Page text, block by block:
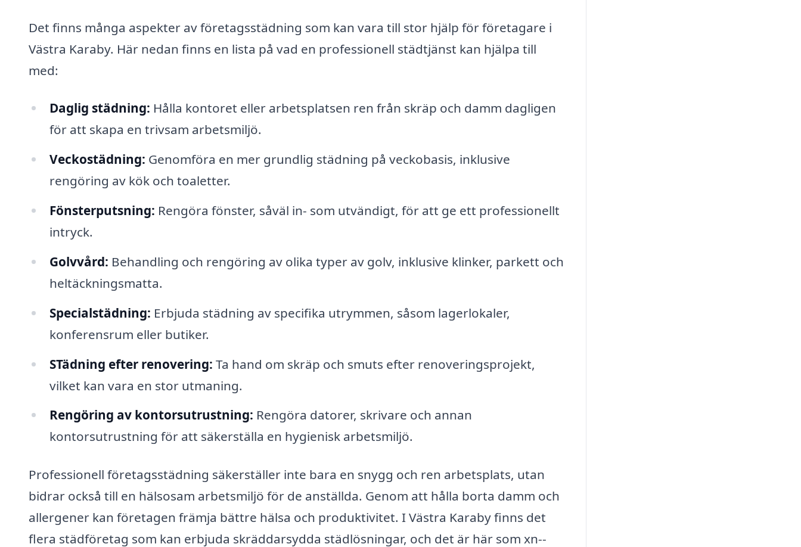
Det finns många aspekter av företagsstädning som kan vara till stor hjälp för företagare i
Västra Karaby. Här nedan finns en lista på vad en professionell städtjänst kan hjälpa till
med:
Daglig städning: Hålla kontoret eller arbetsplatsen ren från skräp och damm dagligen
för att skapa en trivsam arbetsmiljö.
Veckostädning: Genomföra en mer grundlig städning på veckobasis, inklusive
rengöring av kök och toaletter.
Fönsterputsning: Rengöra fönster, såväl in- som utvändigt, för att ge ett professionellt
intryck.
Golvvård: Behandling och rengöring av olika typer av golv, inklusive klinker, parkett och
heltäckningsmatta.
Specialstädning: Erbjuda städning av specifika utrymmen, såsom lagerlokaler,
konferensrum eller butiker.
STädning efter renovering: Ta hand om skräp och smuts efter renoveringsprojekt,
vilket kan vara en stor utmaning.
Rengöring av kontorsutrustning: Rengöra datorer, skrivare och annan
kontorsutrustning för att säkerställa en hygienisk arbetsmiljö.
Professionell företagsstädning säkerställer inte bara en snygg och ren arbetsplats, utan
bidrar också till en hälsosam arbetsmiljö för de anställda. Genom att hålla borta damm och
allergener kan företagen främja bättre hälsa och produktivitet. I Västra Karaby finns det
flera städföretag som kan erbjuda skräddarsydda städlösningar, och det är här som xn--